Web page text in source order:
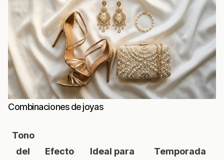
Combinaciones de joyas
Tono
del
Efecto Ideal para Temporada